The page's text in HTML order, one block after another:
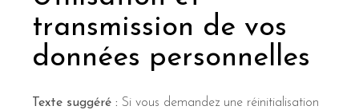
transmission de vos
données personnelles
Texte suggéré :Si vous demandez une réinitialisation